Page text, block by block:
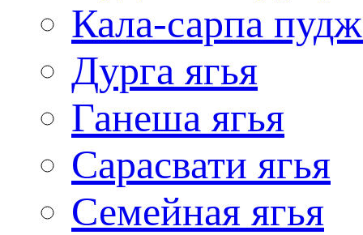
Кала-сарпа
Дурга ягья
Ганеша ягья
Сарасвати ягья
Семейная ягья